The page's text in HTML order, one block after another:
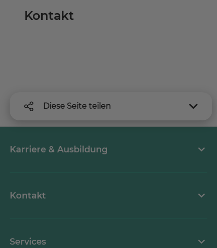
Kontakt
Diese Seite teilen
Karriere & Ausbildung
Kontakt
Services